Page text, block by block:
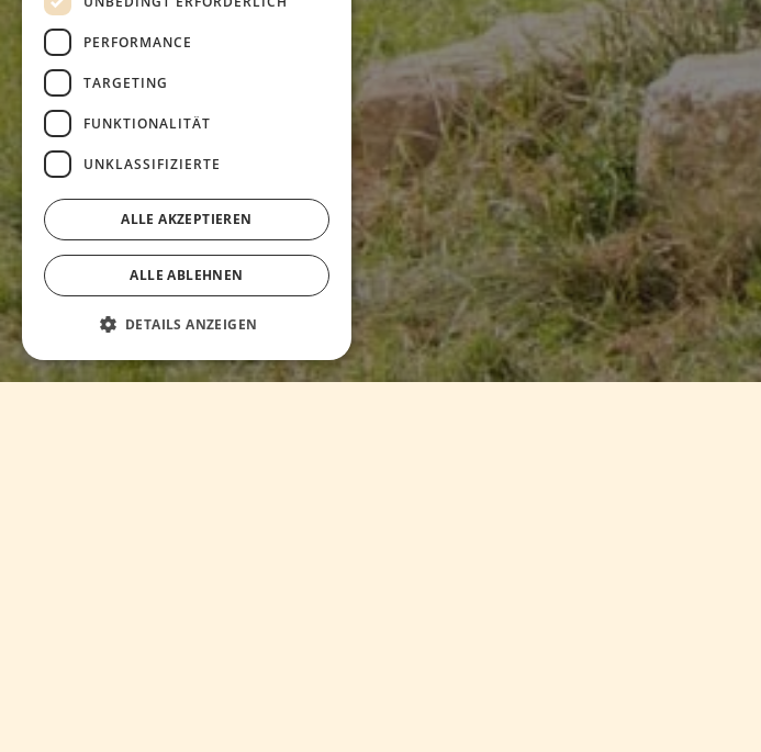
PERFORMANCE
TARGETING
FUNKTIONALITÄT
UNKLASSIFIZIERTE
ALLE AKZEPTIEREN
ALLE ABLEHNEN
DETAILS ANZEIGEN